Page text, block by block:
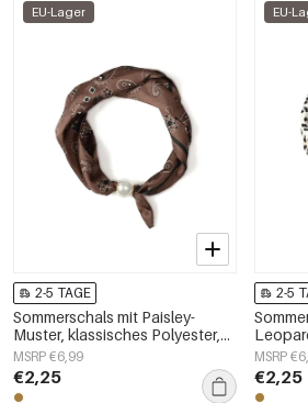
EU-Lager
2-5 TAGE
Sommerschals mit Paisley-
Muster, klassisches Polyester,
Alltagsaccessoires
MSRP €6,99
€2,25
EU-
2-5
MSRP
€2,25